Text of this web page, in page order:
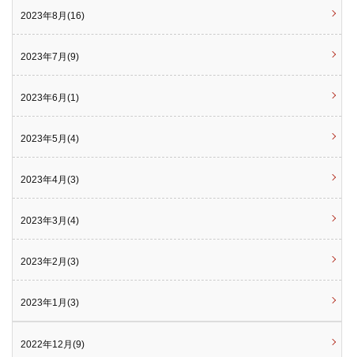
2023年8月(16)
2023年7月(9)
2023年6月(1)
2023年5月(4)
2023年4月(3)
2023年3月(4)
2023年2月(3)
2023年1月(3)
2022年12月(9)